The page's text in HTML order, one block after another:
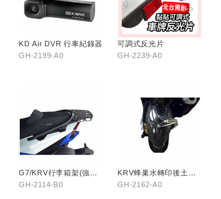
KD Air DVR 行車紀錄器
GH-2199-A0
可調式反光片
GH-2239-A0
G7/KRV行李箱架(強化)
置物版型
GH-2114-B0
KRV蜂巢水轉印後土除
(鈦灰色)
GH-2162-A0